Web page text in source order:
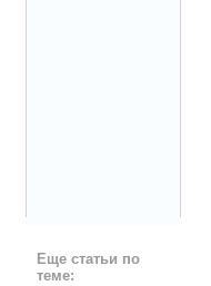
Еще статьи по
теме: